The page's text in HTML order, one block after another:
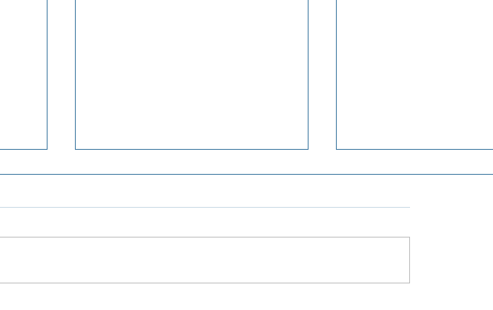
La pensée du jour... La pensée du jour...